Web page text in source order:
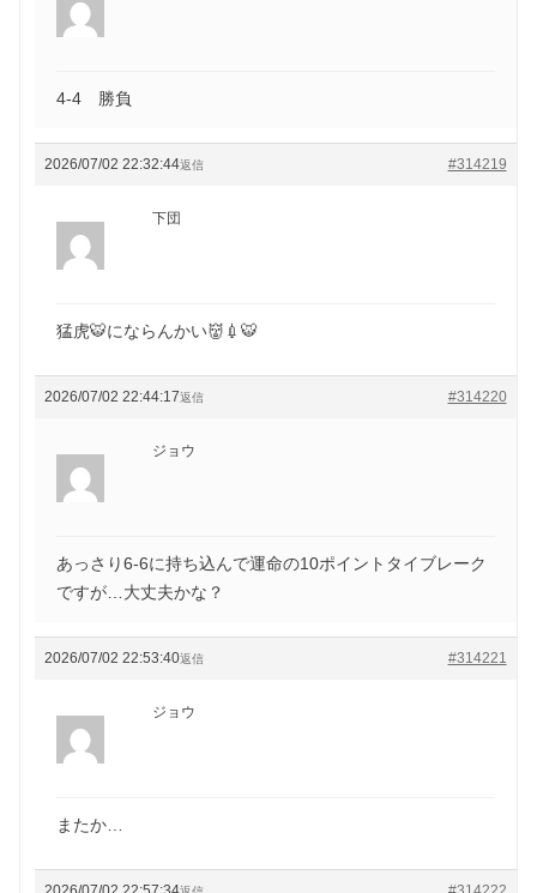
4-4 勝負
2026/07/02 22:32:44 #314219
返信
下団
猛虎🐯にならんかい👹💉🐯
2026/07/02 22:44:17 #314220
返信
ジョウ
あっさり6-6に持ち込んで運命の10ポイントタイブレーク
ですが…大丈夫かな？
2026/07/02 22:53:40 #314221
返信
ジョウ
またか…